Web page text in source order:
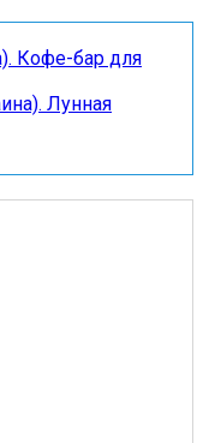
Кофе-бар для
Лунная